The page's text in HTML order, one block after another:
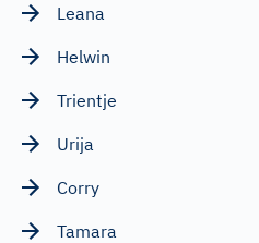
Leana
Helwin
Trientje
Urija
Corry
Tamara